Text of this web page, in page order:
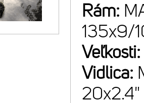
Rám:
135x9/
Veľkosti:
Vidlica:
20x2.4"